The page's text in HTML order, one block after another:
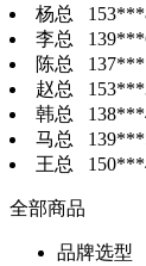
杨总
李总
陈总
赵总
韩总
马总
王总
全部商品
品牌选型